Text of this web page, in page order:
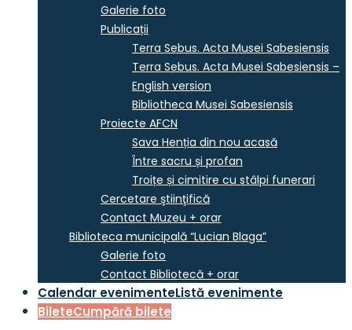
Galerie foto
Publicații
Terra Sebus. Acta Musei Sabesiensis
Terra Sebus. Acta Musei Sabesiensis –
English version
Bibliotheca Musei Sabesiensis
Proiecte AFCN
Sava Henția din nou acasă
Între sacru și profan
Troițe și cimitire cu stâlpi funerari
Cercetare ştiinţifică
Contact Muzeu + orar
Biblioteca municipală “Lucian Blaga”
Galerie foto
Contact Bibliotecă + orar
Calendar evenimenteListă evenimente
BileteCumpără bilete